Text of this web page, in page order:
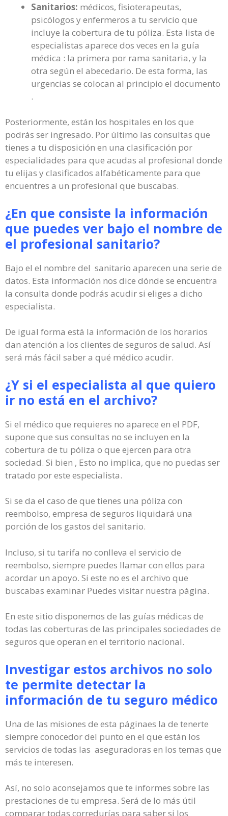
Sanitarios: médicos, fisioterapeutas,
psicólogos y enfermeros a tu servicio que
incluye la cobertura de tu póliza. Esta lista de
especialistas aparece dos veces en la guía
médica : la primera por rama sanitaria, y la
otra según el abecedario. De esta forma, las
urgencias se colocan al principio el documento
.
Posteriormente, están los hospitales en los que
podrás ser ingresado. Por último las consultas que
tienes a tu disposición en una clasificación por
especialidades para que acudas al profesional donde
tu elijas y clasificados alfabéticamente para que
encuentres a un profesional que buscabas.
¿En que consiste la información
que puedes ver bajo el nombre de
el profesional sanitario?
Bajo el el nombre del sanitario aparecen una serie de
datos. Esta información nos dice dónde se encuentra
la consulta donde podrás acudir si eliges a dicho
especialista.
De igual forma está la información de los horarios
dan atención a los clientes de seguros de salud. Así
será más fácil saber a qué médico acudir.
¿Y si el especialista al que quiero
ir no está en el archivo?
Si el médico que requieres no aparece en el PDF,
supone que sus consultas no se incluyen en la
cobertura de tu póliza o que ejercen para otra
sociedad. Si bien , Esto no implica, que no puedas ser
tratado por este especialista.
Si se da el caso de que tienes una póliza con
reembolso, empresa de seguros liquidará una
porción de los gastos del sanitario.
Incluso, si tu tarifa no conlleva el servicio de
reembolso, siempre puedes llamar con ellos para
acordar un apoyo. Si este no es el archivo que
buscabas examinar Puedes visitar nuestra página.
En este sitio disponemos de las guías médicas de
todas las coberturas de las principales sociedades de
seguros que operan en el territorio nacional.
Investigar estos archivos no solo
te permite detectar la
información de tu seguro médico
Una de las misiones de esta páginaes la de tenerte
siempre conocedor del punto en el que están los
servicios de todas las aseguradoras en los temas que
más te interesen.
Así, no solo aconsejamos que te informes sobre las
prestaciones de tu empresa. Será de lo más útil
comparar todas corredurías para saber si los